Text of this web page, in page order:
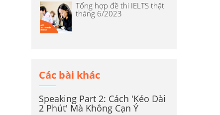
Tổng hợp đề thi IELTS thật
tháng 6/2023
Các bài khác
Speaking Part 2: Cách 'Kéo Dài
2 Phút' Mà Không Cạn Ý